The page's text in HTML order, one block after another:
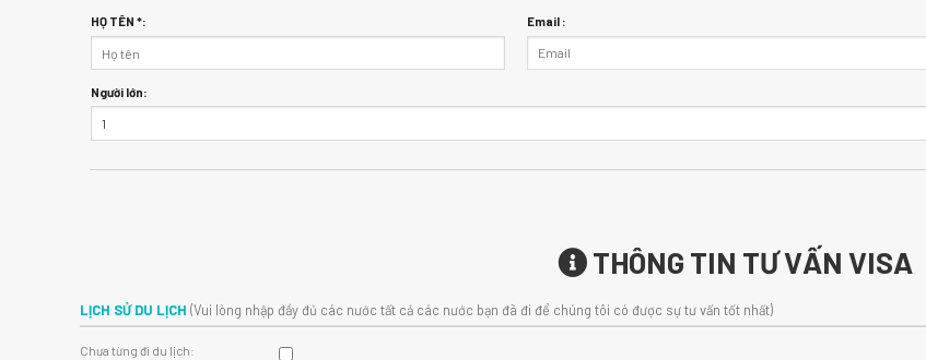
HỌ TÊN *: Email :
Người lớn:
THÔNG TIN TƯ VẤN VISA
LỊCH SỬ DU LỊCH (Vui lòng nhập đầy đủ các nước tất cả các nước bạn đã đi để chúng tôi có được sự tư vấn tốt nhất)
Chưa từng đi du lịch: